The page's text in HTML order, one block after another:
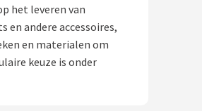
het leveren van
andere accessoires,
en materialen om
keuze is onder